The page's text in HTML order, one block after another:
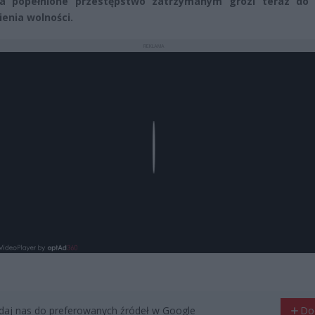
wolności.
nas do preferowanych źródeł w Google